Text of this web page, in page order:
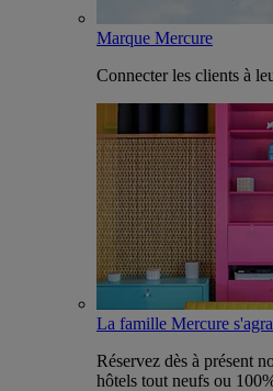
Marque Mercure
Connecter les clients à
La famille Mercure
Réservez dès à présent
hôtels tout neufs ou